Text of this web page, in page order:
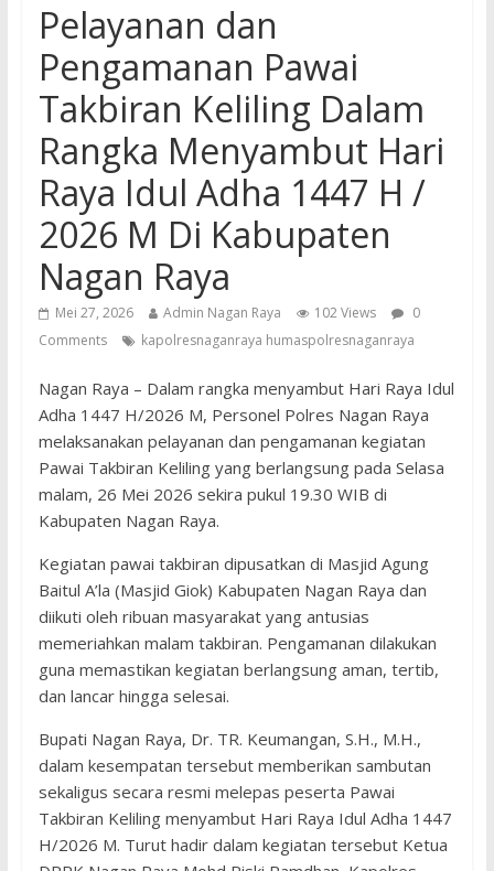
Pelayanan dan
Pengamanan Pawai
Takbiran Keliling Dalam
Rangka Menyambut Hari
Raya Idul Adha 1447 H /
2026 M Di Kabupaten
Nagan Raya
Mei 27, 2026 Admin Nagan Raya 102 Views
0
Comments
kapolresnaganraya humaspolresnaganraya
Nagan Raya – Dalam rangka menyambut Hari Raya Idul
Adha 1447 H/2026 M, Personel Polres Nagan Raya
melaksanakan pelayanan dan pengamanan kegiatan
Pawai Takbiran Keliling yang berlangsung pada Selasa
malam, 26 Mei 2026 sekira pukul 19.30 WIB di
Kabupaten Nagan Raya.
Kegiatan pawai takbiran dipusatkan di Masjid Agung
Baitul A’la (Masjid Giok) Kabupaten Nagan Raya dan
diikuti oleh ribuan masyarakat yang antusias
memeriahkan malam takbiran. Pengamanan dilakukan
guna memastikan kegiatan berlangsung aman, tertib,
dan lancar hingga selesai.
Bupati Nagan Raya, Dr. TR. Keumangan, S.H., M.H.,
dalam kesempatan tersebut memberikan sambutan
sekaligus secara resmi melepas peserta Pawai
Takbiran Keliling menyambut Hari Raya Idul Adha 1447
H/2026 M. Turut hadir dalam kegiatan tersebut Ketua